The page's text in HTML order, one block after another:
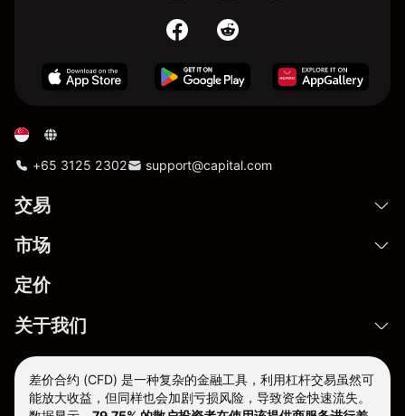
+65 3125 2302 support@capital.com
交易
市场
定价
关于我们
差价合约 (CFD) 是一种复杂的金融工具，利用杠杆交易虽然可
能放大收益，但同样也会加剧亏损风险，导致资金快速流失。